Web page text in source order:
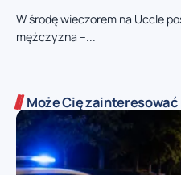
W środę wieczorem na Uccle
mężczyzna –...
Może Cię zainteresować